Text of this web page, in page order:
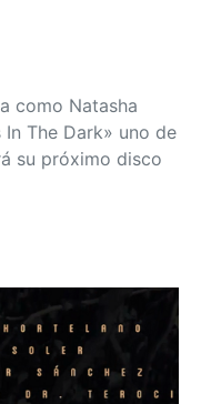
como Natasha
The Dark» uno de
su próximo disco